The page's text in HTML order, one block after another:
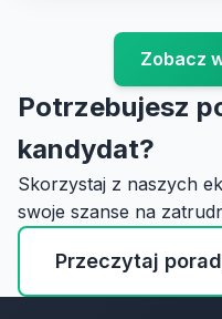
Zobacz
Potrzebujesz
kandydat?
Skorzystaj z naszych
swoje szanse na
Przeczytaj